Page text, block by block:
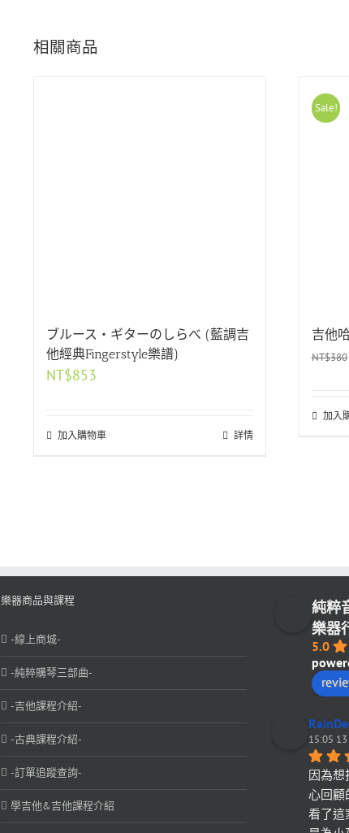
相關商品
ブルース・ギターのしらべ (藍調吉
他經典Fingerstyle樂譜)
NT$853
加入購物車 詳情
Sale!
吉他
NT$380
加入
樂器商品與課程
-線上商城-
-純粹購琴三部曲-
-吉他課程介紹-
-古典課程介紹-
-訂單追蹤查詢-
學吉他&吉他課程介紹
純粹
樂器
5.0
15:05
因為想
心回顧
看了這